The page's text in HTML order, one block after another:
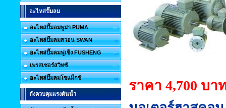
อะไหล่ปั๊มลม
อะไหล่ปั๊มลมพูม่า PUMA
อะไหล่ปั๊มลมสวอน SWAN
อะไหล่ปั๊มลมฟูเช็ง FUSHENG
เพรสเชอร์สวิทซ์
อะไหล่ปั๊มลมโซแม็กซ์
ถังควบคุมแรงดันน้ำ
ราคา 4,700 บา